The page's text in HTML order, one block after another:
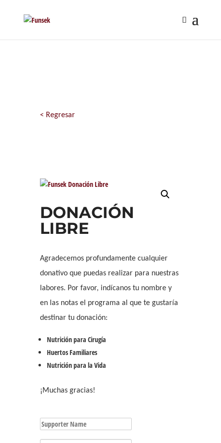
< Regresar
DONACIÓN
LIBRE
Agradecemos profundamente cualquier
donativo que puedas realizar para nuestras
labores. Por favor, indícanos tu nombre y
en las notas el programa al que te gustaría
destinar tu donación:
Nutrición para Cirugía
Huertos Familiares
Nutrición para la Vida
¡Muchas gracias!